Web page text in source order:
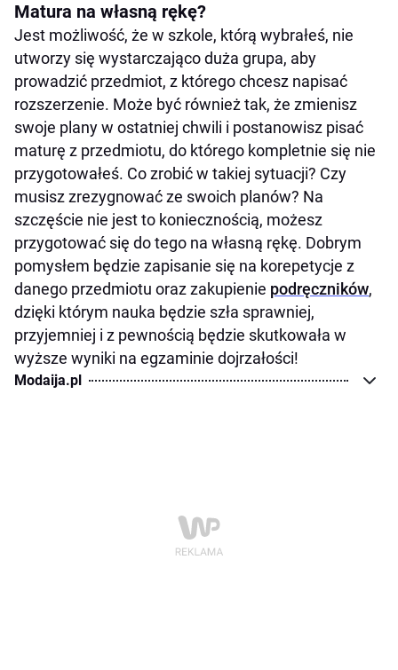
Matura na własną rękę?
Jest możliwość, że w szkole, którą wybrałeś, nie
utworzy się wystarczająco duża grupa, aby
prowadzić przedmiot, z którego chcesz napisać
rozszerzenie. Może być również tak, że zmienisz
swoje plany w ostatniej chwili i postanowisz pisać
maturę z przedmiotu, do którego kompletnie się nie
przygotowałeś. Co zrobić w takiej sytuacji? Czy
musisz zrezygnować ze swoich planów? Na
szczęście nie jest to koniecznością, możesz
przygotować się do tego na własną rękę. Dobrym
pomysłem będzie zapisanie się na korepetycje z
danego przedmiotu oraz zakupienie podręczników,
dzięki którym nauka będzie szła sprawniej,
przyjemniej i z pewnością będzie skutkowała w
wyższe wyniki na egzaminie dojrzałości!
Modaija.pl